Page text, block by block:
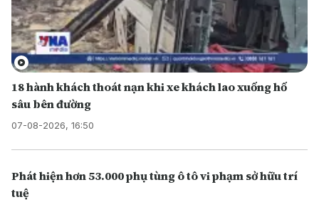
18 hành khách thoát nạn khi xe khách lao xuống hố
sâu bên đường
07-08-2026, 16:50
Phát hiện hơn 53.000 phụ tùng ô tô vi phạm sở hữu trí
tuệ